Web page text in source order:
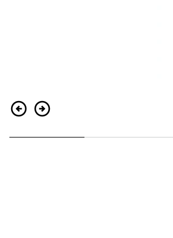
IndietroContinua